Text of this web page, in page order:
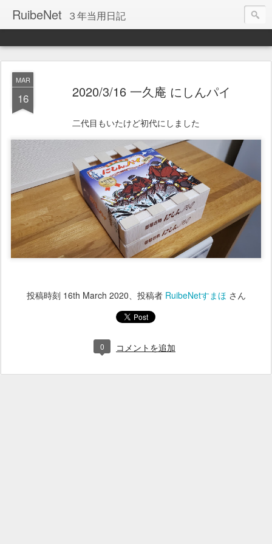
RuibeNet ３年当用日記
MAR
16 2020/3/16 一久庵 にしんパイ
二代目もいたけど初代にしました
投稿時刻 16th March 2020、投稿者 RuibeNetすまほ さん
0 コメントを追加